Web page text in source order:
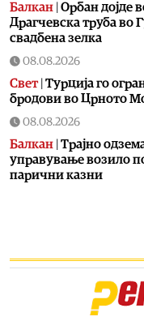
Балкан Орбан дојде
Драгчевска труба во
свадбена зелка
08.08.2026
Свет| Турција го
бродови во Црното
08.08.2026
Балкан Трајно
управување возило
парични казни
08.08.2026
Иран: